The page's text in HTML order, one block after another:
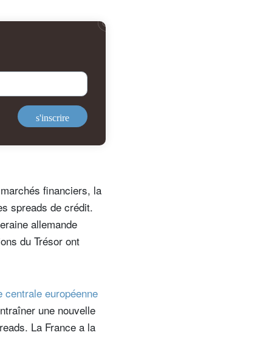
s'inscrire
financiers, la
spreads de crédit.
allemande
du Trésor ont
centrale européenne
une nouvelle
La France a la